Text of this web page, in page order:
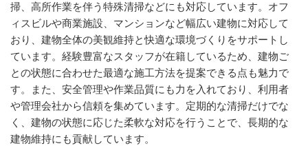
掃、高所作業を伴う特殊清掃などにも対応しています。オフ
ィスビルや商業施設、マンションなど幅広い建物に対応して
おり、建物全体の美観維持と快適な環境づくりをサポートし
ています。経験豊富なスタッフが在籍しているため、建物ご
との状態に合わせた最適な施工方法を提案できる点も魅力で
す。また、安全管理や作業品質にも力を入れており、利用者
や管理会社から信頼を集めています。定期的な清掃だけでな
く、建物の状態に応じた柔軟な対応を行うことで、長期的な
建物維持にも貢献しています。